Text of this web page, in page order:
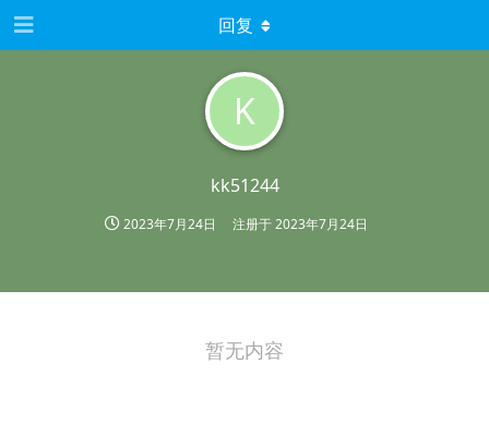
K
kk51244
2023年7月24日 注册于2023年7月24日
回复
暂无内容